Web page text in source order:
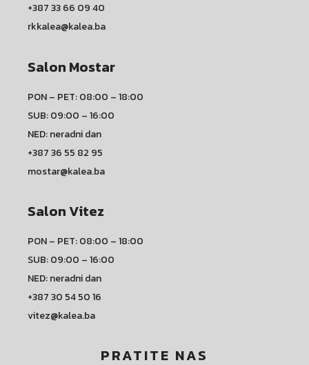
+387 33 66 09 40
rkkalea@kalea.ba
Salon Mostar
PON – PET: 08:00 – 18:00
SUB: 09:00 – 16:00
NED: neradni dan
+387 36 55 82 95
mostar@kalea.ba
Salon Vitez
PON – PET: 08:00 – 18:00
SUB: 09:00 – 16:00
NED: neradni dan
+387 30 54 50 16
vitez@kalea.ba
PRATITE NAS